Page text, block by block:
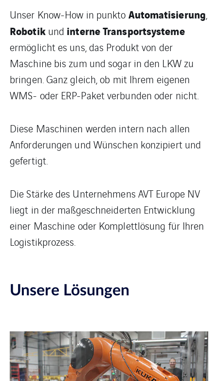
Unser Know-How in punkto Automatisierung,
Robotikund interne Transportsysteme
ermöglicht es uns, das Produkt von der
Maschine bis zum und sogar in den LKW zu
bringen. Ganz gleich, ob mit Ihrem eigenen
WMS- oder ERP-Paket verbunden oder nicht.
Diese Maschinen werden intern nach allen
Anforderungen und Wünschen konzipiert und
gefertigt.
Die Stärke des Unternehmens AVT Europe NV
liegt in der maßgeschneiderten Entwicklung
einer Maschine oder Komplettlösung für Ihren
Logistikprozess.
Unsere Lösungen